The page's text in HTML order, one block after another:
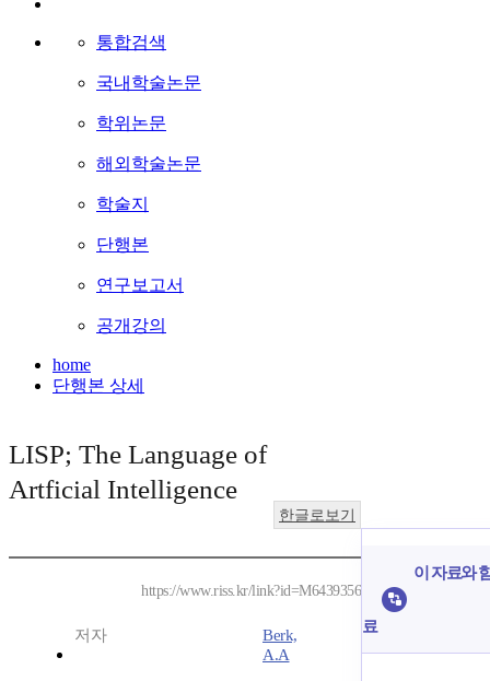
통합검색
국내학술논문
학위논문
해외학술논문
학술지
단행본
연구보고서
공개강의
home
단행본 상세
LISP; The Language of
Artficial Intelligence
한글로보기
https://www.riss.kr/link?id=M6439356
저자
Berk,
A.A
이 자료와
료